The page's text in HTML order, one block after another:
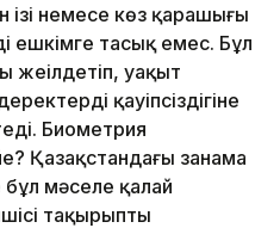
ізі немесе көз қарашығы
таңсық емес. Бұл
уақыт
қауіпсіздігіне
Биометрия
Қазақстандағы заңнама
мәселе қалай
тақырыпты